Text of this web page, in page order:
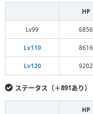
HP
Lv99 6856
Lv110 8616
Lv120 9202
ステータス（＋891あり）
HP